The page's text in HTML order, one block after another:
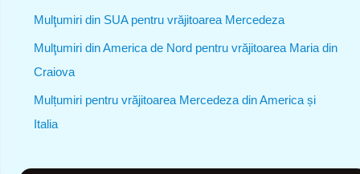
Mulţumiri din SUA pentru vrăjitoarea Mercedeza
Mulţumiri din America de Nord pentru vrăjitoarea Maria din
Craiova
Mulțumiri pentru vrăjitoarea Mercedeza din America și
Italia